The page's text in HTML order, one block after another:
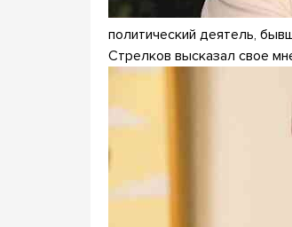
политический деятель,
Стрелков высказал свое